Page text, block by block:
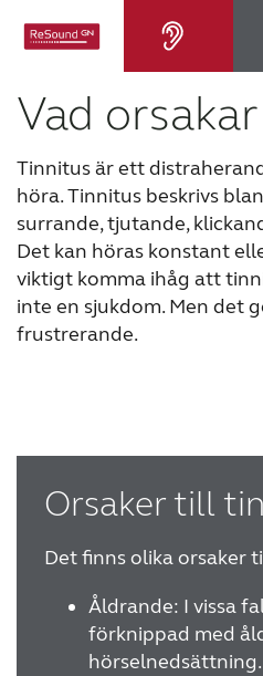
Hörapparater
Om nedsatt hörsel
Hjälp
Varför ReSound?
KONTAKTA OSS
FÖR AUDIONOMER
Vad
Tinnitus är ett
höra. Tinnitus beskrivs
surrande, tjutande,
Det kan höras konstant
viktigt komma ihåg att
inte en sjukdom. Men det
frustrerande.
Orsaker till
Det finns olika orsaker
Åldrande: I vissa
förknippad med